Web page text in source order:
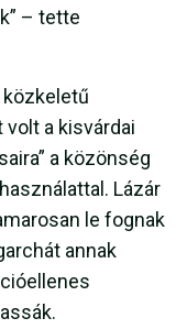
– tette
közkeletű
a kisvárdai
a közönség
Lázár
le fognak
annak